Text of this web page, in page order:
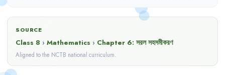
SOURCE
Class 8 › Mathematics › Chapter 6: সরল সহসমীকরণ
Aligned to the NCTB national curriculum.